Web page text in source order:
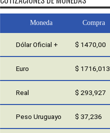
Moneda Compra
Dólar Oficial + $ 1470,00
Euro $ 1716,013
Real $ 293,927
Peso Uruguayo $ 37,236